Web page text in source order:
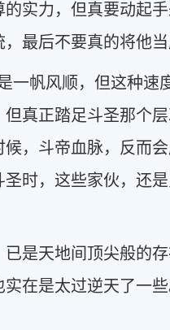
实力，但真要动起
最后不要真的将他当
一帆风顺，但这种
真正踏足斗圣那个
，斗帝血脉，反而
圣时，这些家伙，
是天地间顶尖般的
在是太过逆天了一些